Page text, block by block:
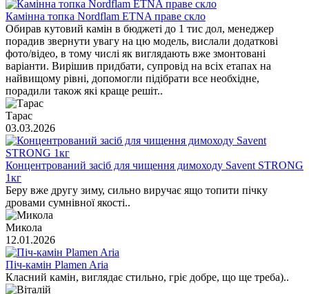
Камінна топка Nordflam ETNA праве скло
Обирав кутовий камін в бюджеті до 1 тис дол, менеджер
порадив звернути увагу на цю модель, вислали додаткові
фото/відео, в тому числі як виглядають вже змонтовані
варіанти. Вирішив придбати, супровід на всіх етапах на
найвищому рівні, допомогли підібрати все необхідне,
порадили також які краще решіт..
Тарас
03.03.2026
Концентрований засіб для чищення димоходу Savent STRONG
1кг
Беру вже другу зиму, сильно виручає ящо топити пічку
дровами сумнівної якості..
Микола
12.01.2026
Піч-камін Plamen Aria
Класний камін, виглядає стильно, гріє добре, що ще треба)..